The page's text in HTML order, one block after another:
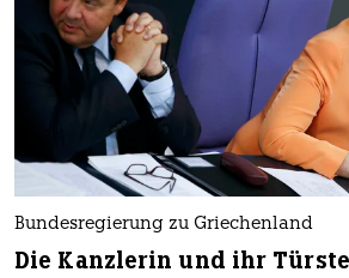
Bundesregierung zu Griechenland
Die Kanzlerin und ihr